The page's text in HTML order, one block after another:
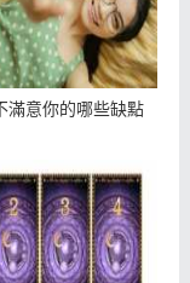
滿意你的哪些缺點